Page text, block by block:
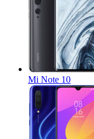
Mi Note 10